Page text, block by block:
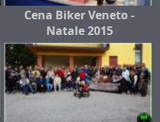
Cena Biker Veneto -
Natale 2015